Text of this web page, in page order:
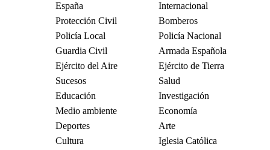
España
Internacional
Protección Civil
Bomberos
Policía Local
Policía Nacional
Guardia Civil
Armada Española
Ejército del Aire
Ejército de Tierra
Sucesos
Salud
Educación
Investigación
Medio ambiente
Economía
Deportes
Arte
Cultura
Iglesia Católica